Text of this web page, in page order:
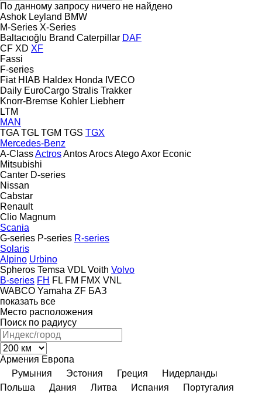
По данному запросу ничего не найдено
Ashok Leyland BMW
M-Series X-Series
Baltacıoğlu Brand Caterpillar DAF
CF XD XF
Fassi
F-series
Fiat HIAB Haldex Honda IVECO
Daily EuroCargo Stralis Trakker
Knorr-Bremse Kohler Liebherr
LTM
MAN
TGA TGL TGM TGS TGX
Mercedes-Benz
A-ClassActrosAntosArocsAtegoAxor Econic
Mitsubishi
Canter D-series
Nissan
Cabstar
Renault
Clio Magnum
Scania
G-series P-series R-series
Solaris
Alpino Urbino
Spheros Temsa VDL Voith Volvo
B-series FH FL FM FMX VNL
WABCO Yamaha ZF БАЗ
показать все
Место расположения
Поиск по радиусу
Армения Европа
Румыния
Эстония Греция
Нидерланды
Польша
Дания Литва Испания
Португалия